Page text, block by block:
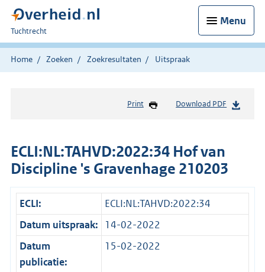
Menu
U
bent
hier:
Tuchtrecht
Home Zoeken Zoekresultaten Uitspraak
Print Download PDF
ECLI:NL:TAHVD:2022:34 Hof van
Discipline 's Gravenhage 210203
ECLI:
ECLI:NL:TAHVD:2022:34
Datum uitspraak:
14-02-2022
Datum
publicatie:
15-02-2022